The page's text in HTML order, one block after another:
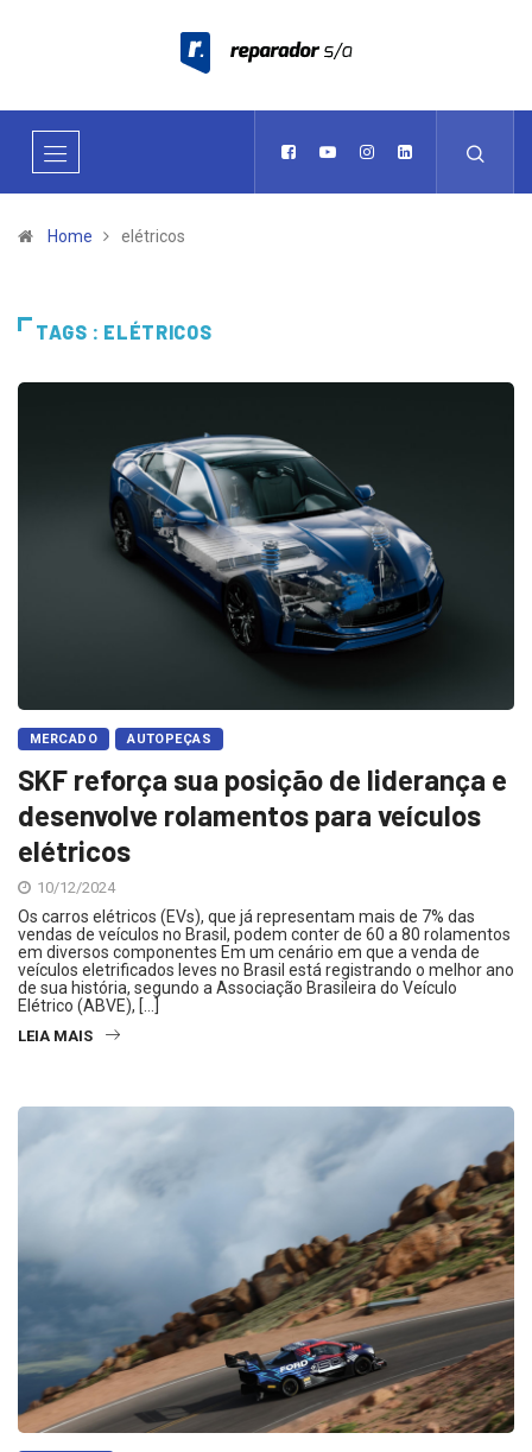
Home elétricos
TAGS : ELÉTRICOS
MERCADO AUTOPEÇAS
SKF reforça sua posição de liderança e
desenvolve rolamentos para veículos
elétricos
10/12/2024
Os carros elétricos (EVs), que já representam mais de 7% das
vendas de veículos no Brasil, podem conter de 60 a 80 rolamentos
em diversos componentes Em um cenário em que a venda de
veículos eletrificados leves no Brasil está registrando o melhor ano
de sua história, segundo a Associação Brasileira do Veículo
Elétrico (ABVE), […]
LEIA MAIS